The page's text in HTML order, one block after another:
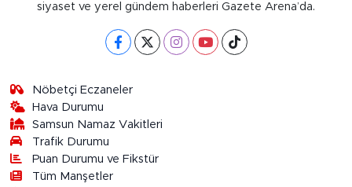
siyaset ve yerel gündem haberleri Gazete Arena’da.
Nöbetçi Eczaneler
Hava Durumu
Samsun Namaz Vakitleri
Trafik Durumu
Puan Durumu ve Fikstür
Tüm Manşetler